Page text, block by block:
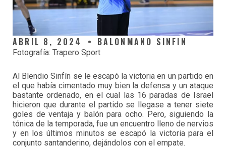
ABRIL 8, 2024 BALONMANO SINFIN
Fotografía: Trapero Sport
Al Blendio Sinfín se le escapó la victoria en un partido en
el que había cimentado muy bien la defensa y un ataque
bastante ordenado, en el cual las 16 paradas de Israel
hicieron que durante el partido se llegase a tener siete
goles de ventaja y balón para ocho. Pero, siguiendo la
tónica de la temporada, fue un encuentro lleno de nervios
y en los últimos minutos se escapó la victoria para el
conjunto santanderino, dejándolos con el empate.